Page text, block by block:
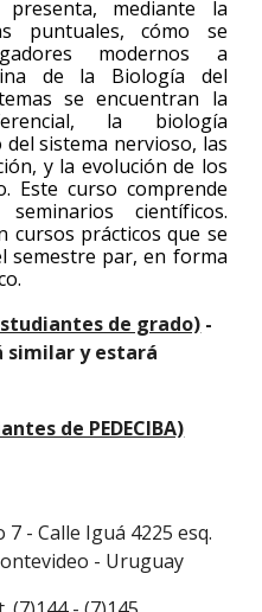
mediante la
puntuales, cómo se
modernos a
de la Biología del
se encuentran la
la biología
sistema nervioso, las
y la evolución de los
Este curso comprende
científicos.
cursos prácticos que se
semestre par, en forma
de grado) -
similar y estará
de PEDECIBA)
7 - Calle Iguá 4225 esq.
- Uruguay